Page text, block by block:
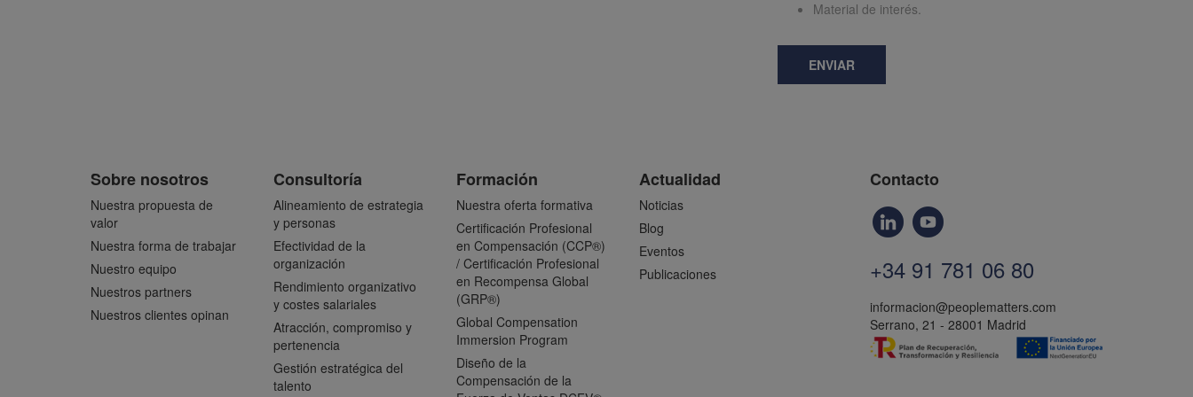
Material de interés.
ENVIAR
Sobre nosotros
Nuestra propuesta de
valor
Nuestra forma de trabajar
Nuestro equipo
Nuestros partners
Nuestros clientes opinan
Consultoría
Alineamiento de estrategia
y personas
Efectividad de la
organización
Rendimiento organizativo
y costes salariales
Atracción, compromiso y
pertenencia
Gestión estratégica del
talento
Formación
Nuestra oferta formativa
Certificación Profesional
en Compensación (CCP®)
/ Certificación Profesional
en Recompensa Global
(GRP®)
Global Compensation
Immersion Program
Diseño de la
Compensación de la
Actualidad
Noticias
Blog
Eventos
Publicaciones
Contacto
+34 91 781 06 80
informacion@peoplematters.com
Serrano, 21 - 28001 Madrid